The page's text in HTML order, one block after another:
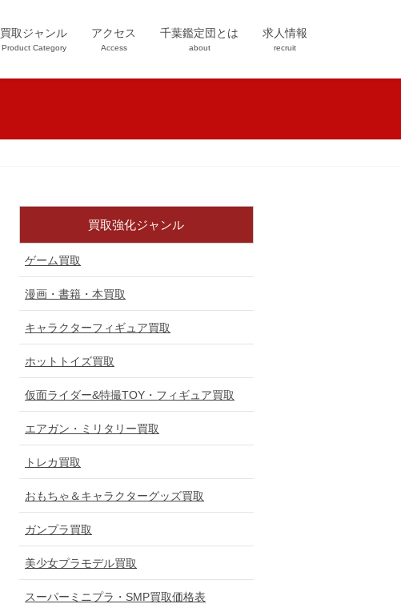
買取ジャンル
Product Category
アクセス
Access
千葉鑑定団とは
about
求人情報
recruit
買取強化ジャンル
ゲーム買取
漫画・書籍・本買取
キャラクターフィギュア買取
ホットトイズ買取
仮面ライダー&特撮TOY・フィギュア買取
エアガン・ミリタリー買取
トレカ買取
おもちゃ＆キャラクターグッズ買取
ガンプラ買取
美少女プラモデル買取
スーパーミニプラ・SMP買取価格表